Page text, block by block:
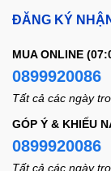
ĐĂNG KÝ
MUA ONLINE
0899920086
Tất cả các ngày
GÓP Ý & KHIẾU
0899920086
Tất cả các ngày